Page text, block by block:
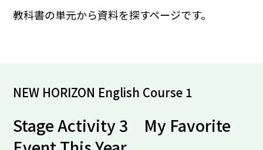
教科書の単元から資料を探すページです。
NEW HORIZON English Course 1
Stage Activity 3 My Favorite